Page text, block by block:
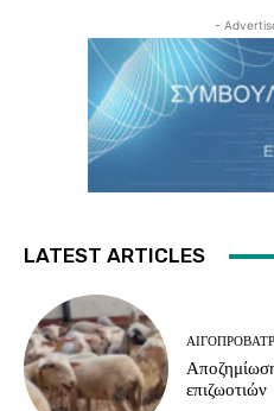
-
LATEST ARTICLES
επιζωοτιών